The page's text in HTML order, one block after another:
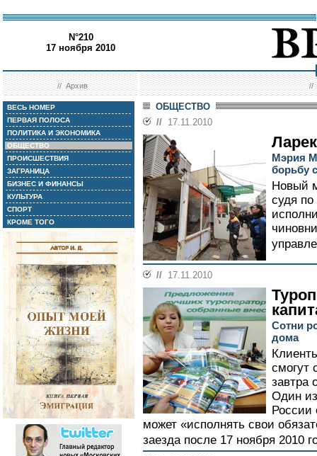
N°210
17 ноября 2010
//Архив //
ВЕСЬ НОМЕР
ПЕРВАЯ ПОЛОСА
ПОЛИТИКА И ЭКОНОМИКА
ОБЩЕСТВО
ПРОИСШЕСТВИЯ
ЗАГРАНИЦА
БИЗНЕС И ФИНАНСЫ
КУЛЬТУРА
СПОРТ
КРОМЕ ТОГО
ОБЩЕСТВО
// 17.11.2010
Мэрия
борьбу
Новый
судя
// 17.11.2010
Сотни
дома
смогут
завтра
Один
России
может «исполнять свои
заезда после 17 ноября 2010